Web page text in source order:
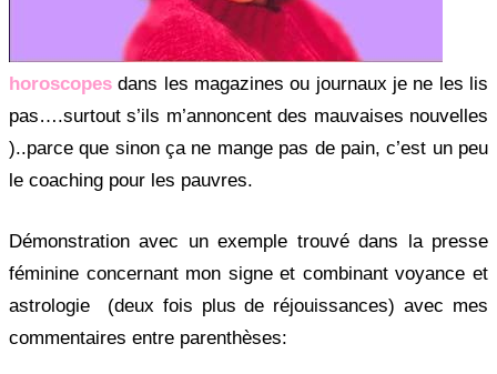
horoscopes dans les magazines ou journaux je ne les lis
pas….surtout s’ils m’annoncent des mauvaises nouvelles
)..parce que sinon ça ne mange pas de pain, c’est un peu
le coaching pour les pauvres.
Démonstration avec un exemple trouvé dans la presse
féminine concernant mon signe et combinant voyance et
astrologie (deux fois plus de réjouissances) avec mes
commentaires entre parenthèses: